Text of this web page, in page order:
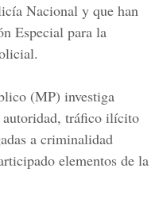
Nacional y que han
Especial para la
(MP) investiga
autoridad, tráfico ilícito
a criminalidad
elementos de la